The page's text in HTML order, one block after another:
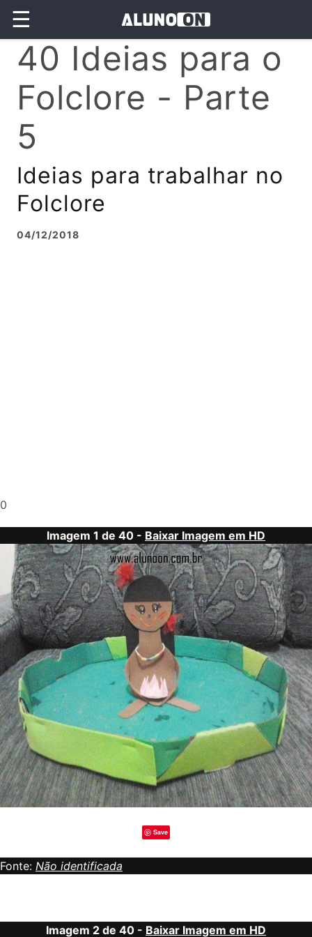
☰
40 Ideias para o
Folclore - Parte
5
Ideias para trabalhar no
Folclore
04/12/2018
0
Imagem 1 de 40 - Baixar Imagem em HD
Save
Fonte: Não identificada
Imagem 2 de 40 - Baixar Imagem em HD